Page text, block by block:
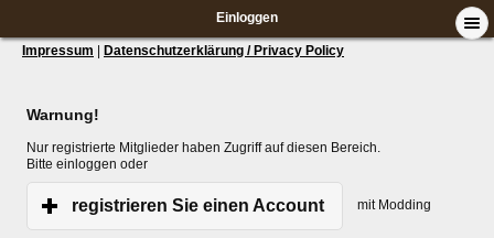
Einloggen
Impressum Datenschutzerklärung / Privacy Policy
Warnung!
Nur registrierte Mitglieder haben Zugriff auf diesen Bereich.
Bitte einloggen oder
registrieren Sie einen Account mit Modding